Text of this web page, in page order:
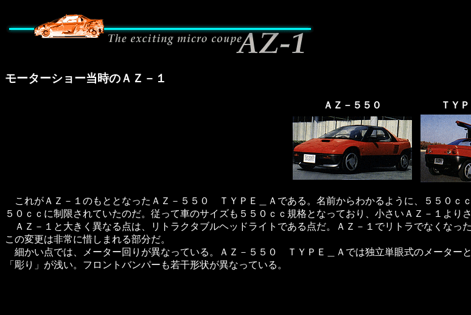
モーターショー当時のＡＺ－１
ＡＺ－５５０ ＴＹ
これがＡＺ－１のもととなったＡＺ－５５０ ＴＹＰＥ＿Ａである。名前からわかるように、５５０ｃ
５０ｃｃに制限されていたのだ。従って車のサイズも５５０ｃｃ規格となっており、小さいＡＺ－１より
ＡＺ－１と大きく異なる点は、リトラクタブルヘッドライトである点だ。ＡＺ－１でリトラでなくなっ
この変更は非常に惜しまれる部分だ。
細かい点では、メーター回りが異なっている。ＡＺ－５５０ ＴＹＰＥ＿Ａでは独立単眼式のメーター
「彫り」が浅い。フロントバンパーも若干形状が異なっている。